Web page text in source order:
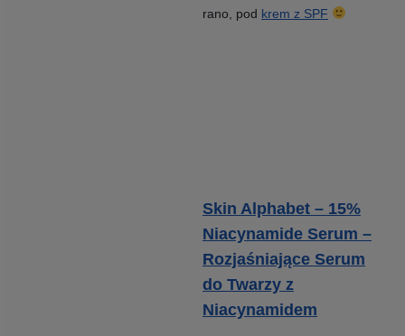
rano, pod krem z SPF
Skin Alphabet – 15%
Niacynamide Serum –
Rozjaśniające Serum
do Twarzy z
Niacynamidem